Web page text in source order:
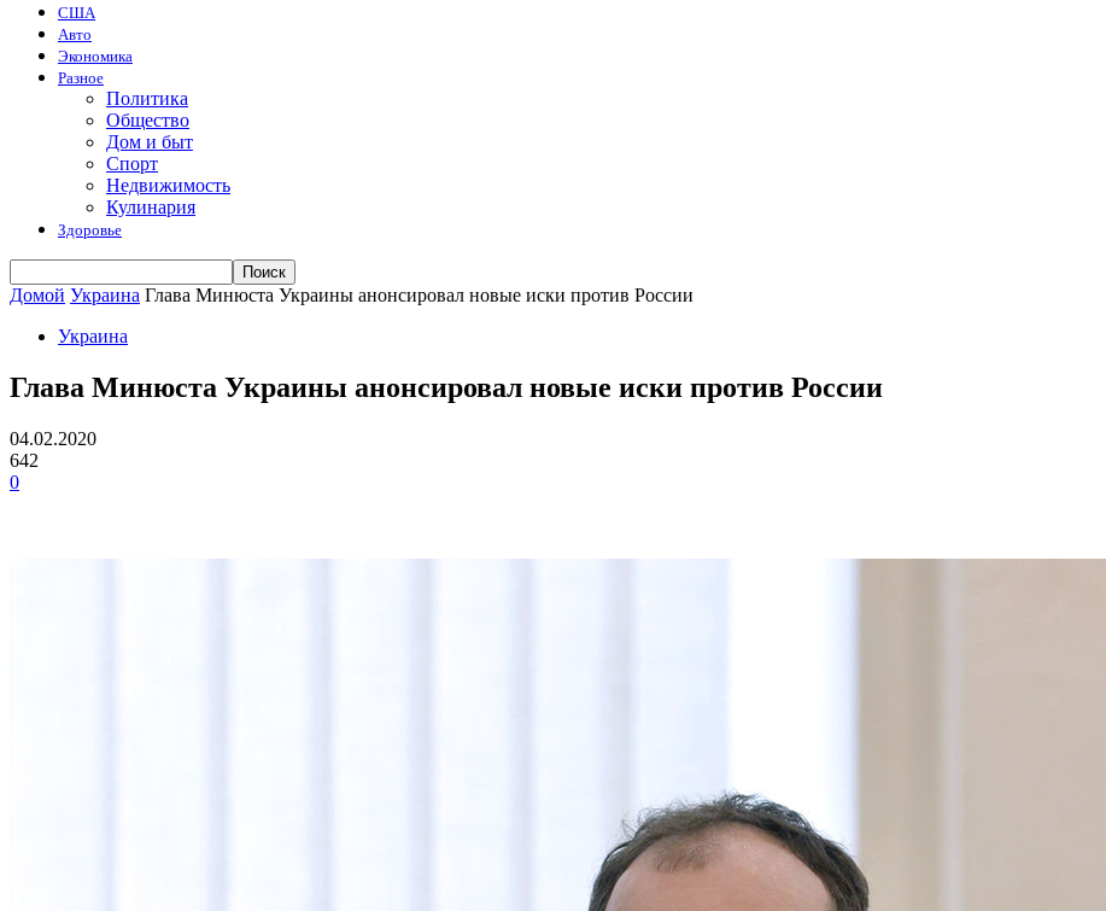
США
Авто
Экономика
Разное
Политика
Общество
Дом и быт
Спорт
Недвижимость
Кулинария
Здоровье
Домой Украина Глава Минюста Украины анонсировал новые иски против России
Украина
Глава Минюста Украины анонсировал новые иски против России
04.02.2020
642
0